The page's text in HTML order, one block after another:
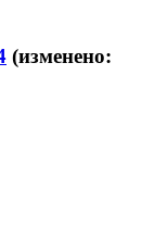
(изменено: